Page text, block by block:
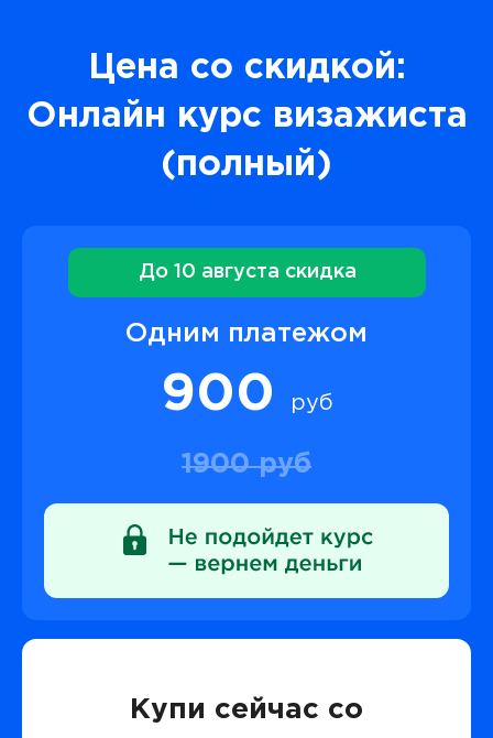
Цена со скидкой:
Онлайн курс визажиста
(полный)
До 10 августа скидка
Одним платежом
900 руб
1900 руб
Купи сейчас со